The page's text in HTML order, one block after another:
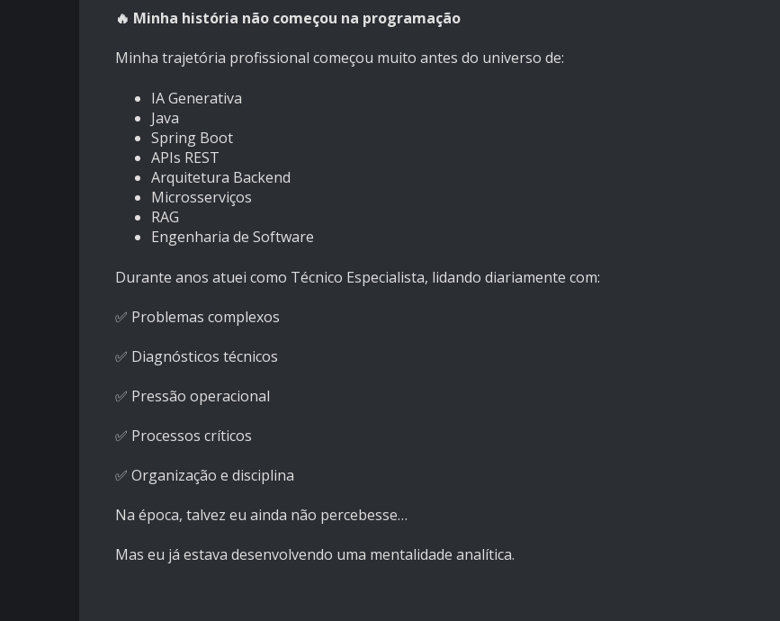
🔥 Minha história não começou na programação
Minha trajetória profissional começou muito antes do universo de:
IA Generativa
Java
Spring Boot
APIs REST
Arquitetura Backend
Microsserviços
RAG
Engenharia de Software
Durante anos atuei como Técnico Especialista, lidando diariamente com:
✅ Problemas complexos
✅ Diagnósticos técnicos
✅ Pressão operacional
✅ Processos críticos
✅ Organização e disciplina
Na época, talvez eu ainda não percebesse…
Mas eu já estava desenvolvendo uma mentalidade analítica.